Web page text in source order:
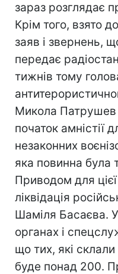
зараз розглядає
Крім того, взято
заяв і звернень,
передає
тижнів тому
Микола Патрушев
початок амністії
незаконних
яка повинна була
Приводом для цієї
ліквідація
Шаміля Басаєва.
органах і
що тих, які
буде понад 200.